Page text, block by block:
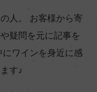
人。 お客様から寄
疑問を元に記事を
ワインを身近に感
す♪